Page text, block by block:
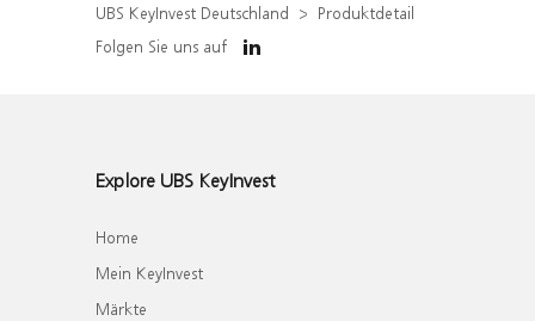
UBS KeyInvest Deutschland
Produktdetail
Folgen Sie uns auf
Explore UBS KeyInvest
Home
Mein KeyInvest
Märkte